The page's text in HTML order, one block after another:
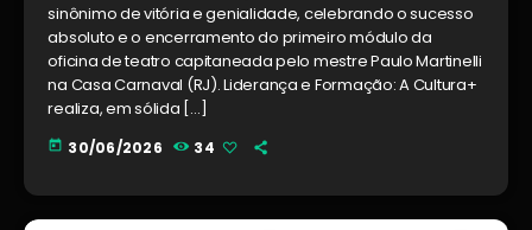
sinônimo de vitória e genialidade, celebrando o sucesso
absoluto e o encerramento do primeiro módulo da
oficina de teatro capitaneada pelo mestre Paulo Martinelli
na Casa Carnaval (RJ). Liderança e Formação: A Cultura+
realiza, em sólida […]
today 30/06/2026 34